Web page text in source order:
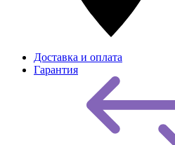
Доставка и оплата
Гарантия